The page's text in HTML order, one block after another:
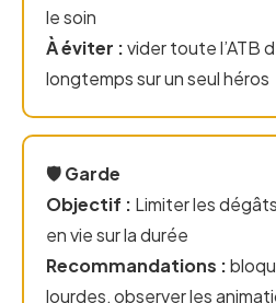
le soin
À éviter :vider toute l’ATB
longtemps sur un seul héros
🛡️ Garde
Objectif : Limiter les
en vie sur la durée
Recommandations :
lourdes, observer les